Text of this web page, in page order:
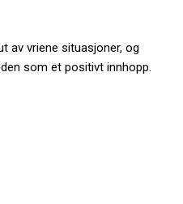
av vriene situasjoner, og
som et positivt innhopp.